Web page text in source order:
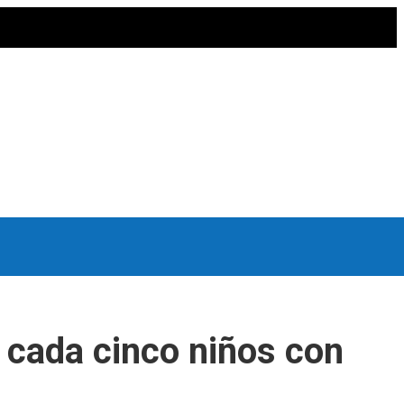
cinco niños con